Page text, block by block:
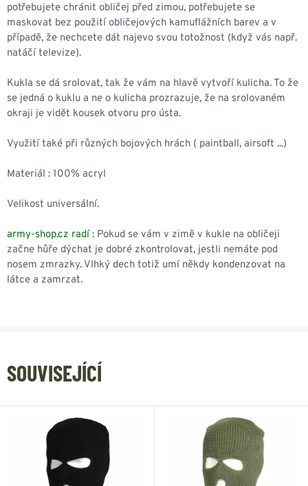
potřebujete chránit obličej před zimou, potřebujete se
maskovat bez použití obličejových kamuflážních barev a v
případě, že nechcete dát najevo svou totožnost (když vás např.
natáčí televize).
Kukla se dá srolovat, tak že vám na hlavě vytvoří kulicha. To že
se jedná o kuklu a ne o kulicha prozrazuje, že na srolovaném
okraji je vidět kousek otvoru pro ústa.
Využití také při různých bojových hrách ( paintball, airsoft ...)
Materiál : 100% acryl
Velikost universální.
army-shop.cz radí : Pokud se vám v zimě v kukle na obličeji
začne hůře dýchat je dobré zkontrolovat, jestli nemáte pod
nosem zmrazky. Vlhký dech totiž umí někdy kondenzovat na
látce a zamrzat.
SOUVISEJÍCÍ